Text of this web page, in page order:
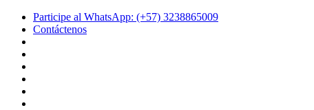
Participe al WhatsApp: (+57) 3238865009
Contáctenos